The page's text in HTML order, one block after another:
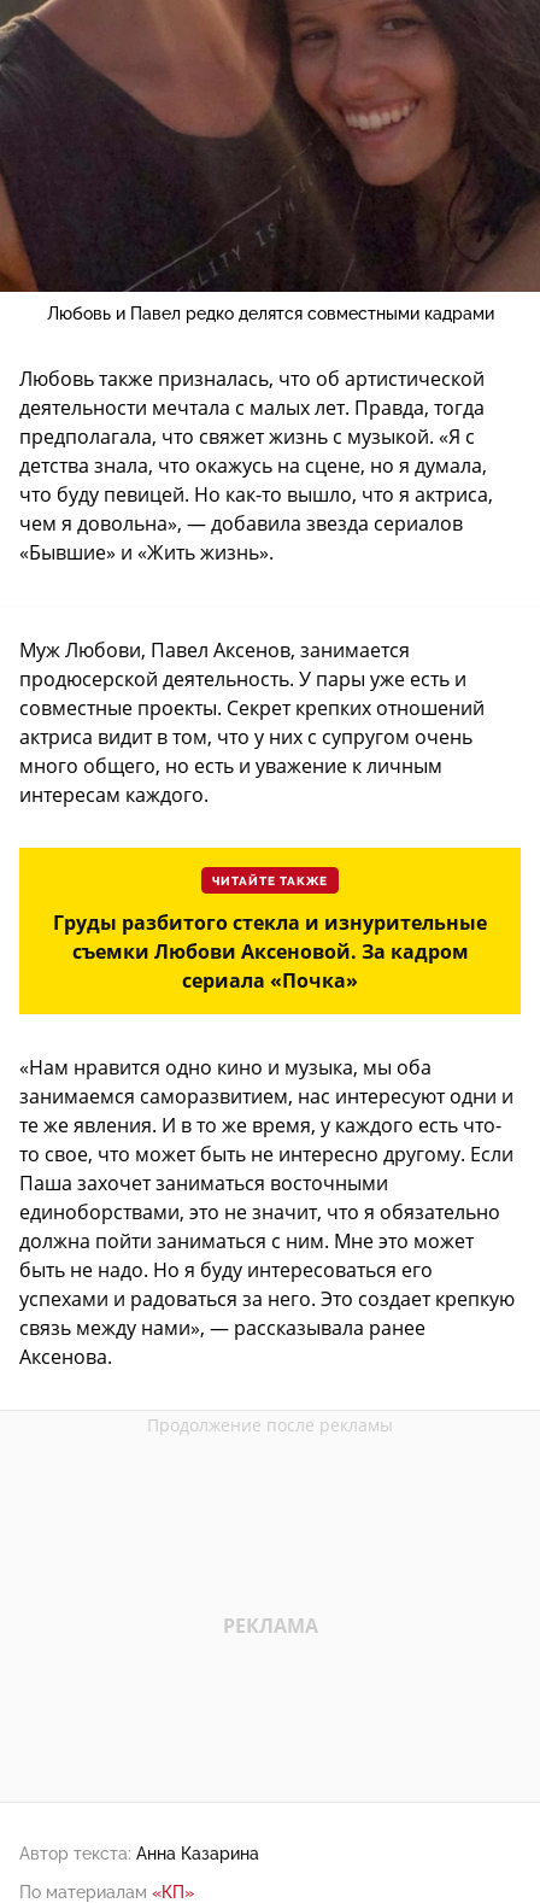
Любовь и Павел редко делятся совместными кадрами
Любовь также призналась, что об артистической
деятельности мечтала с малых лет. Правда, тогда
предполагала, что свяжет жизнь с музыкой. «Я с
детства знала, что окажусь на сцене, но я думала,
что буду певицей. Но как-то вышло, что я актриса,
чем я довольна», — добавила звезда сериалов
«Бывшие» и «Жить жизнь».
Муж Любови, Павел Аксенов, занимается
продюсерской деятельность. У пары уже есть и
совместные проекты. Секрет крепких отношений
актриса видит в том, что у них с супругом очень
много общего, но есть и уважение к личным
интересам каждого.
ЧИТАЙТЕ ТАКЖЕ
Груды разбитого стекла и изнурительные
съемки Любови Аксеновой. За кадром
сериала «Почка»
«Нам нравится одно кино и музыка, мы оба
занимаемся саморазвитием, нас интересуют одни и
те же явления. И в то же время, у каждого есть что-
то свое, что может быть не интересно другому. Если
Паша захочет заниматься восточными
единоборствами, это не значит, что я обязательно
должна пойти заниматься с ним. Мне это может
быть не надо. Но я буду интересоваться его
успехами и радоваться за него. Это создает крепкую
связь между нами», — рассказывала ранее
Аксенова.
Автор текста: Анна Казарина
По материалам «КП»